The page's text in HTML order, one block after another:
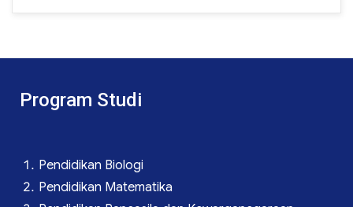
Program Studi
Pendidikan Biologi
Pendidikan Matematika